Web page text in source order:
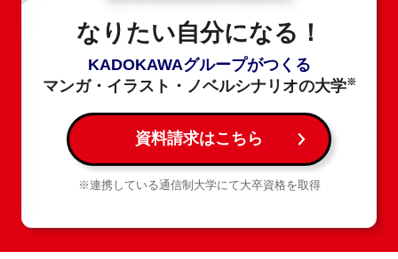
なりたい自分になる！
KADOKAWAグループがつくる
マンガ・イラスト・ノベルシナリオの大学※
資料請求はこちら
※連携している通信制大学にて大卒資格を取得